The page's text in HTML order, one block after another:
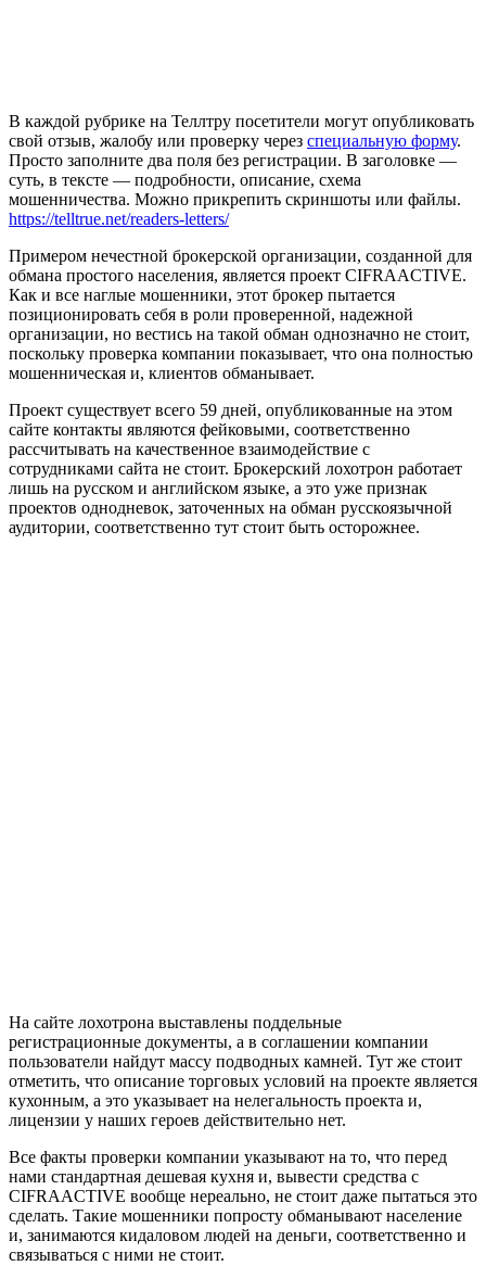
В каждой рубрике на Теллтру посетители могут опубликовать
свой отзыв, жалобу или проверку через специальную форму.
Просто заполните два поля без регистрации. В заголовке —
суть, в тексте — подробности, описание, схема
мошенничества. Можно прикрепить скриншоты или файлы.
https://telltrue.net/readers-letters/
Примером нечестной брокерской организации, созданной для
обмана простого населения, является проект CIFRAACTIVE.
Как и все наглые мошенники, этот брокер пытается
позиционировать себя в роли проверенной, надежной
организации, но вестись на такой обман однозначно не стоит,
поскольку проверка компании показывает, что она полностью
мошенническая и, клиентов обманывает.
Проект существует всего 59 дней, опубликованные на этом
сайте контакты являются фейковыми, соответственно
рассчитывать на качественное взаимодействие с
сотрудниками сайта не стоит. Брокерский лохотрон работает
лишь на русском и английском языке, а это уже признак
проектов однодневок, заточенных на обман русскоязычной
аудитории, соответственно тут стоит быть осторожнее.
На сайте лохотрона выставлены поддельные
регистрационные документы, а в соглашении компании
пользователи найдут массу подводных камней. Тут же стоит
отметить, что описание торговых условий на проекте является
кухонным, а это указывает на нелегальность проекта и,
лицензии у наших героев действительно нет.
Все факты проверки компании указывают на то, что перед
нами стандартная дешевая кухня и, вывести средства с
CIFRAACTIVE вообще нереально, не стоит даже пытаться это
сделать. Такие мошенники попросту обманывают население
и, занимаются кидаловом людей на деньги, соответственно и
связываться с ними не стоит.